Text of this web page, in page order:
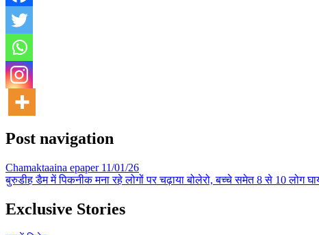
Post navigation
Chamaktaaina epaper 11/01/26
बुरुडीह डैम में पिकनीक मना रहे लोगों पर चढ़ाया बोलेरो, बच्चे समेत 8 से 10 लोग
Exclusive Stories